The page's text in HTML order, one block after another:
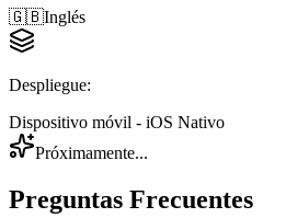
🇬🇧Inglés
Despliegue:
Dispositivo móvil - iOS Nativo
Próximamente...
Preguntas Frecuentes